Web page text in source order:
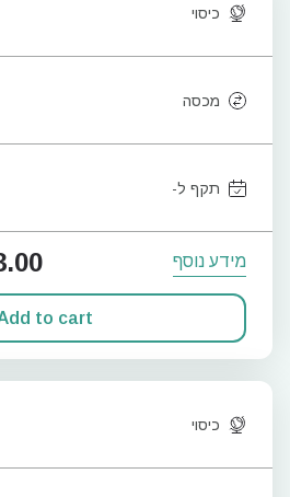
כיסוי
מכסה
תקף ל-
מידע נוסף
to cart
כיסוי